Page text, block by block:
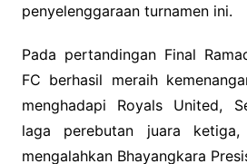
penyelenggaraan turnamen ini.
Pada pertandingan Final
FC berhasil meraih
menghadapi Royals United,
laga perebutan juara
mengalahkan Bhayangkara